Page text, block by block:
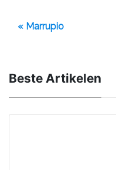
« Marrupio
Beste Artikelen